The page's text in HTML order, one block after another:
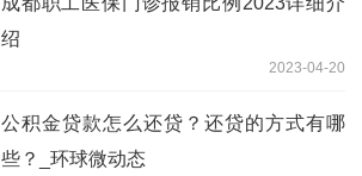
绍
2023-04-20
公积金贷款怎么还贷？还贷的方式有哪
些？_环球微动态